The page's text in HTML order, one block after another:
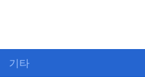
기타